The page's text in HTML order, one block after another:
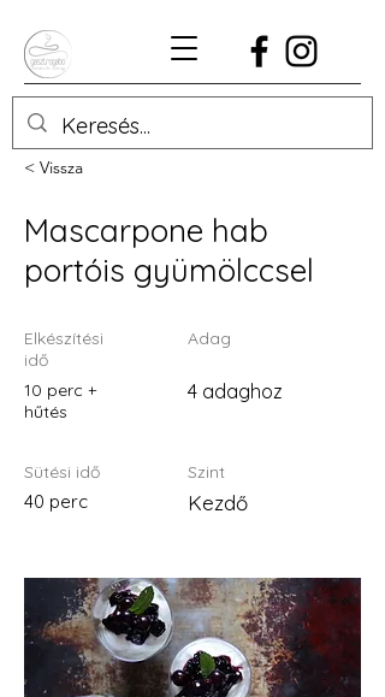
< Vissza
Mascarpone hab
portóis gyümölccsel
Elkészítési
idő
10 perc +
hűtés
Sütési idő
40 perc
Adag
4 adaghoz
Szint
Kezdő